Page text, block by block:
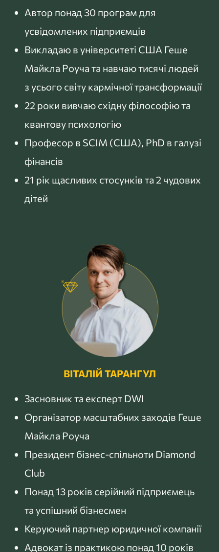
Автор понад 30 програм для
усвідомлених підприємців
Викладаю в університеті США Геше
Майкла Роуча та навчаю тисячі людей
з усього світу кармічної трансформації
22 роки вивчаю східну філософію та
квантову психологію
Професор в SCIM (США), PhD в галузі
фінансів
21 рік щасливих стосунків та 2 чудових
дітей
ВІТАЛІЙ ТАРАНГУЛ
Засновник та експерт DWI
Організатор масштабних заходів Геше
Майкла Роуча
Президент бізнес-спільноти Diamond
Club
Понад 13 років серійний підприємець
та успішний бізнесмен
Керуючий партнер юридичної компанії
Адвокат із практикою понад 10 років